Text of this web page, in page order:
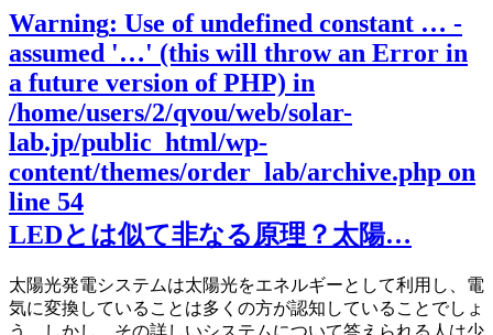
Warning: Use of undefined constant … -
assumed '…' (this will throw an Error in
a future version of PHP) in
/home/users/2/qvou/web/solar-
lab.jp/public_html/wp-
content/themes/order_lab/archive.php on
line 54
LEDとは似て非なる原理？太陽…
太陽光発電システムは太陽光をエネルギーとして利用し、電
気に変換していることは多くの方が認知していることでしょ
う。しかし、その詳しいシステムについて答えられる人は少